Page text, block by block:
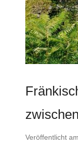
Veröffentlicht am